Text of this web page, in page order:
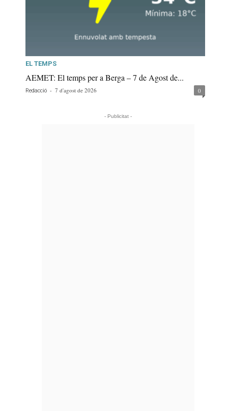
EL TEMPS
AEMET: El temps per a Berga – 7 de Agost de...
Redacció - 7 d'agost de 2026 0
- Publicitat -